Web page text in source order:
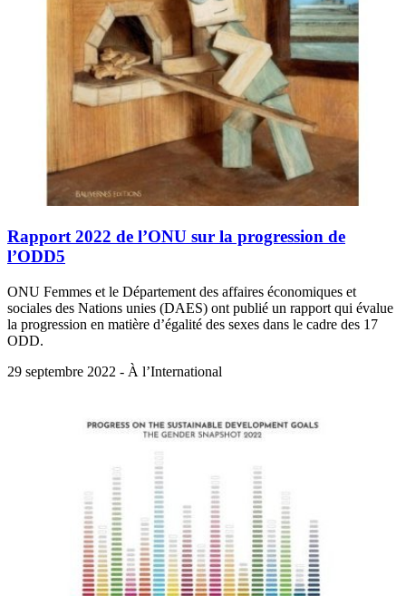
Rapport 2022 de l’ONU sur la progression de
l’ODD5
ONU Femmes et le Département des affaires économiques et
sociales des Nations unies (DAES) ont publié un rapport qui évalue
la progression en matière d’égalité des sexes dans le cadre des 17
ODD.
29 septembre 2022 - À l’International